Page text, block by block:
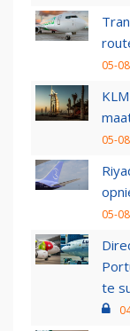
05-
05-
05-
te